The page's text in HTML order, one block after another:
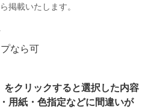
掲載いたします。
なら可
クリックすると選択した内容
用紙・色指定などに間違いが